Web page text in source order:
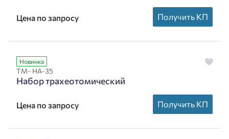
Цена по запросу Получить КП
Новинка
ТМ- НА-35
Набор трахеотомический
Цена по запросу Получить КП